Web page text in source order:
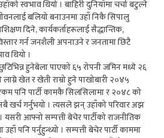
स्वभाव थियो । बाहिरी दुनियाँमा चर्चा बटुल्ने
बलियो बनाउनमा उहाँ निकै सिपालु
दिने, कार्यकर्ताहरूलाई सैद्धान्तिक,
गर्न जनशैली अपनाउने र जनतामा छिटै
थियो ।
हुनेबेला पाएको ६५ रोपनी जमिन मध्ये २६
खेत र खेती राम्रो हुने पाखोबारी २०४५
पनि पार्टी कामकै सिलसिलामा र २०४८ को
खर्च गर्नुभयो । त्यसले झन् उहाँको परिवार अझ
आफ्नो सम्पत्ती बेचेर पार्टीको राजनीतिक
पनि पर्नुहुन्थ्यो । सम्पत्ती बेचेर पार्टी काममा